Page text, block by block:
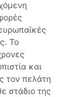
Το
και
τον πελάτη
στάδιο της